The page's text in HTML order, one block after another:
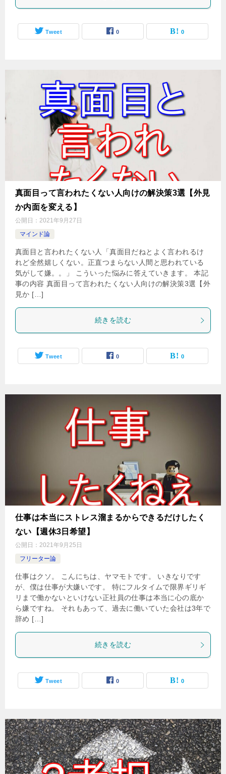
Tweet 0 0
真面目って言われたくない人向けの解決策3選【外見
か内面を変える】
公開日： 2021年9月27日
マインド論
真面目と言われたくない人「真面目だねとよく言われるけ
れど全然嬉しくない。正直つまらない人間と思われている
気がして嫌。。」 こういった悩みに答えていきます。 本記
事の内容 真面目って言われたくない人向けの解決策3選【外
見か […]
続きを読む
Tweet 0 0
仕事は本当にストレス溜まるからできるだけしたく
ない【週休3日希望】
公開日： 2021年9月25日
フリーター論
仕事はクソ。 こんにちは、ヤマモトです。 いきなりです
が、僕は仕事が大嫌いです。 特にフルタイムで限界ギリギ
リまで働かないといけない正社員の仕事は本当に心の底か
ら嫌ですね。 それもあって、過去に働いていた会社は3年で
辞め […]
続きを読む
Tweet 0 0